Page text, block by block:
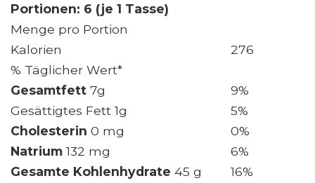
Portionen: 6 (je 1 Tasse)
Menge pro Portion
Kalorien
276
% Täglicher Wert*
Gesamtfett 7g
9%
Gesättigtes Fett 1g
5%
Cholesterin 0 mg
0%
Natrium132 mg
6%
Gesamte Kohlenhydrate 45 g
16%